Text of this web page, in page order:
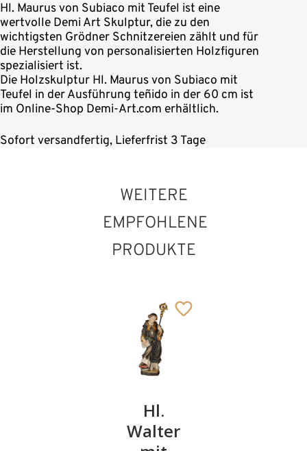
Hl. Maurus von Subiaco mit Teufel ist eine
wertvolle Demi Art Skulptur, die zu den
wichtigsten Grödner Schnitzereien zählt und für
die Herstellung von personalisierten Holzfiguren
spezialisiert ist.
Die Holzskulptur Hl. Maurus von Subiaco mit
Teufel in der Ausführung teñido in der 60 cm ist
im Online-Shop Demi-Art.com erhältlich.
Sofort versandfertig, Lieferfrist 3 Tage
WEITERE
EMPFOHLENE
PRODUKTE
Hl.
Walter